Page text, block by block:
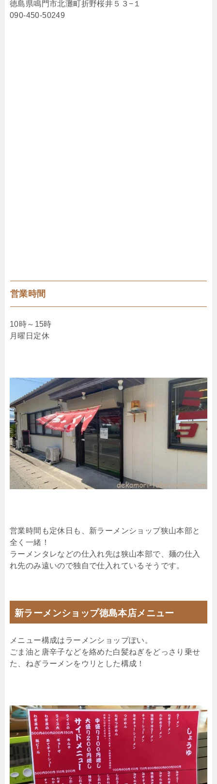
徳島県鳴門市北灘町折野桜井５３−１
090-450-50249
営業時間
10時～15時
月曜日定休
営業時間も定休日も、新ラーメンショップ狭山本部と
全く一緒！
ラーメンタレなどの仕入れ先は狭山本部で、麺の仕入
れ先のみ遠いので独自で仕入れているそうです。
新ラーメンショップ徳島本店メニュー
メニュー構成はラーメンショップぽい。
ごま油と唐辛子などを絡めた白髪ねぎをどっさり乗せ
た、ねぎラーメンをウリとした構成！